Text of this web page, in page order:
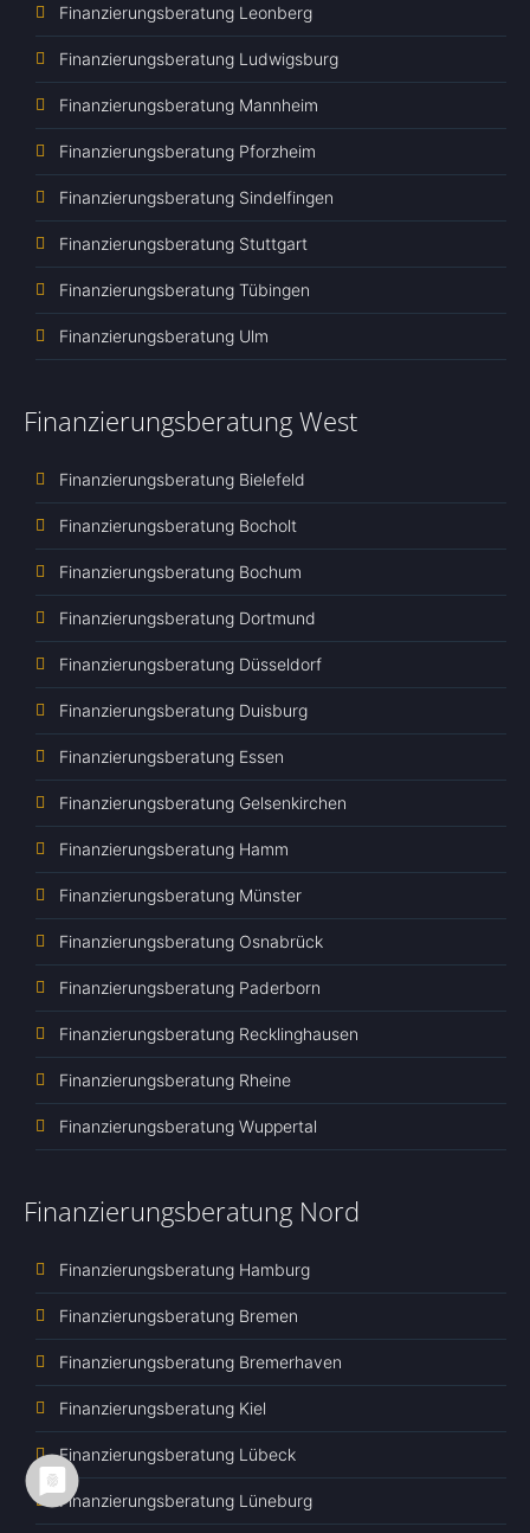
Finanzierungsberatung Leonberg
Finanzierungsberatung Ludwigsburg
Finanzierungsberatung Mannheim
Finanzierungsberatung Pforzheim
Finanzierungsberatung Sindelfingen
Finanzierungsberatung Stuttgart
Finanzierungsberatung Tübingen
Finanzierungsberatung Ulm
Finanzierungsberatung West
Finanzierungsberatung Bielefeld
Finanzierungsberatung Bocholt
Finanzierungsberatung Bochum
Finanzierungsberatung Dortmund
Finanzierungsberatung Düsseldorf
Finanzierungsberatung Duisburg
Finanzierungsberatung Essen
Finanzierungsberatung Gelsenkirchen
Finanzierungsberatung Hamm
Finanzierungsberatung Münster
Finanzierungsberatung Osnabrück
Finanzierungsberatung Paderborn
Finanzierungsberatung Recklinghausen
Finanzierungsberatung Rheine
Finanzierungsberatung Wuppertal
Finanzierungsberatung Nord
Finanzierungsberatung Hamburg
Finanzierungsberatung Bremen
Finanzierungsberatung Bremerhaven
Finanzierungsberatung Kiel
Finanzierungsberatung Lübeck
Finanzierungsberatung Lüneburg